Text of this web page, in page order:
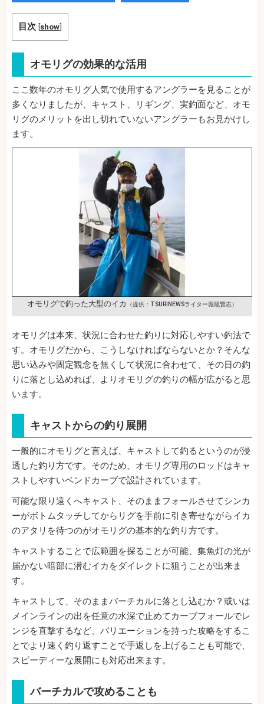
目次 [show]
オモリグの効果的な活用
ここ数年のオモリグ人気で使用するアングラーを見ることが
多くなりましたが、キャスト、リギング、実釣面など、オモ
リグのメリットを出し切れていないアングラーもお見かけし
ます。
オモリグで釣った大型のイカ （提供：TSURINEWSライター堀籠賢志）
オモリグは本来、状況に合わせた釣りに対応しやすい釣法で
す。オモリグだから、こうしなければならないとか？そんな
思い込みや固定観念を無くして状況に合わせて、その日の釣
りに落とし込めれば、よりオモリグの釣りの幅が広がると思
います。
キャストからの釣り展開
一般的にオモリグと言えば、キャストして釣るというのが浸
透した釣り方です。そのため、オモリグ専用のロッドはキャ
ストしやすいベンドカーブで設計されています。
可能な限り遠くへキャスト、そのままフォールさせてシンカ
ーがボトムタッチしてからリグを手前に引き寄せながらイカ
のアタリを待つのがオモリグの基本的な釣り方です。
キャストすることで広範囲を探ることが可能、集魚灯の光が
届かない暗部に潜むイカをダイレクトに狙うことが出来ま
す。
キャストして、そのままバーチカルに落とし込むか？或いは
メインラインの出を任意の水深で止めてカーブフォールでレ
ンジを直撃するなど、バリエーションを持った攻略をするこ
とでより速く釣り返すことで手返しを上げることも可能で、
スピーディーな展開にも対応出来ます。
バーチカルで攻めることも